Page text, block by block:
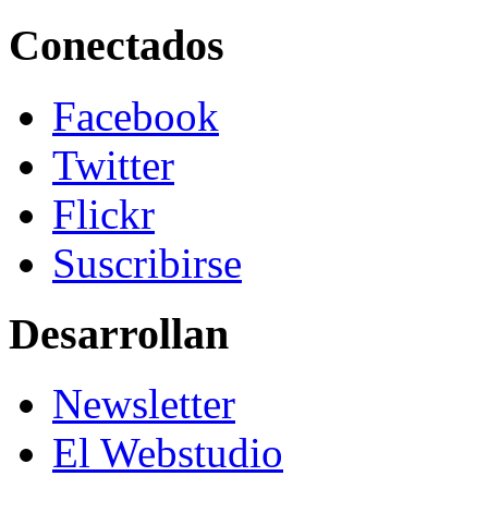
Conectados
Facebook
Twitter
Flickr
Suscribirse
Desarrollan
Newsletter
El Webstudio